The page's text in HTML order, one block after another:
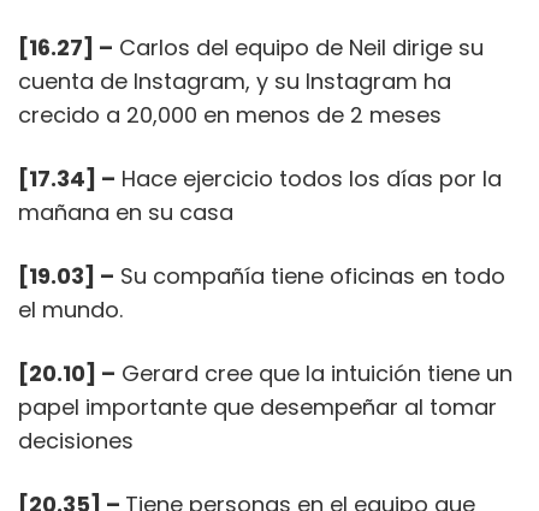
[16.27] – Carlos del equipo de Neil dirige su
cuenta de Instagram, y su Instagram ha
crecido a 20,000 en menos de 2 meses
[17.34] – Hace ejercicio todos los días por la
mañana en su casa
[19.03] – Su compañía tiene oficinas en todo
el mundo.
[20.10] – Gerard cree que la intuición tiene un
papel importante que desempeñar al tomar
decisiones
[20.35] – Tiene personas en el equipo que